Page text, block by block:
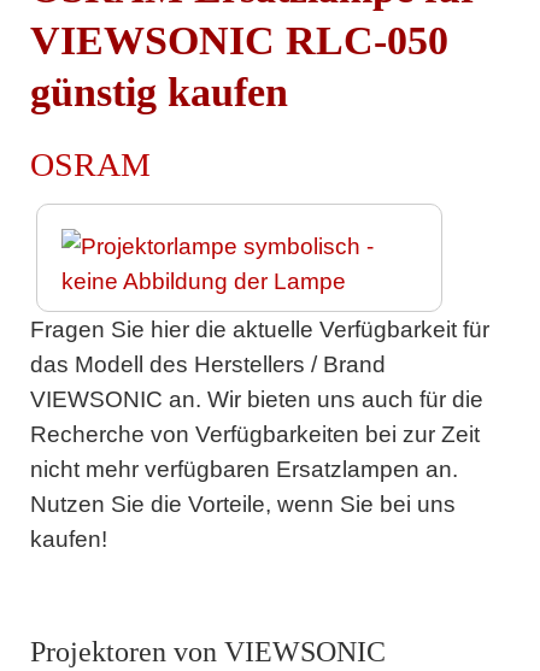
VIEWSONIC RLC-050
günstig kaufen
OSRAM
Fragen Sie hier die aktuelle Verfügbarkeit für
das Modell des Herstellers / Brand
VIEWSONIC an. Wir bieten uns auch für die
Recherche von Verfügbarkeiten bei zur Zeit
nicht mehr verfügbaren Ersatzlampen an.
Nutzen Sie die Vorteile, wenn Sie bei uns
kaufen!
Projektoren von VIEWSONIC